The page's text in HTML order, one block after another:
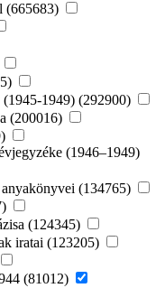
(665683)
1949) (292900)
(200016)
(1946–1949)
(134765)
(124345)
iratai (123205)
(81012)